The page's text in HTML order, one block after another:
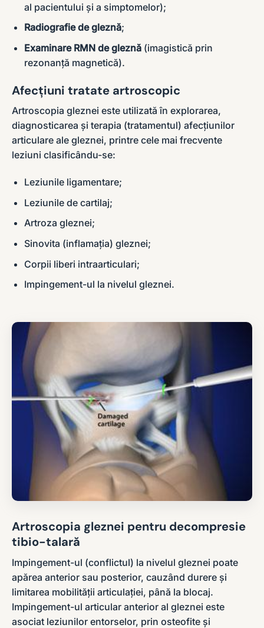
al pacientului și a simptomelor);
Radiografie de gleznă;
Examinare RMN de gleznă (imagistică prin
rezonanță magnetică).
Afecțiuni tratate artroscopic
Artroscopia gleznei este utilizată în explorarea,
diagnosticarea și terapia (tratamentul) afecțiunilor
articulare ale gleznei, printre cele mai frecvente
leziuni clasificându-se:
Leziunile ligamentare;
Leziunile de cartilaj;
Artroza gleznei;
Sinovita (inflamația) gleznei;
Corpii liberi intraarticulari;
Impingement-ul la nivelul gleznei.
Artroscopia gleznei pentru decompresie
tibio-talară
Impingement-ul (conflictul) la nivelul gleznei poate
apărea anterior sau posterior, cauzând durere și
limitarea mobilității articulației, până la blocaj.
Impingement-ul articular anterior al gleznei este
asociat leziunilor entorselor, prin osteofite și